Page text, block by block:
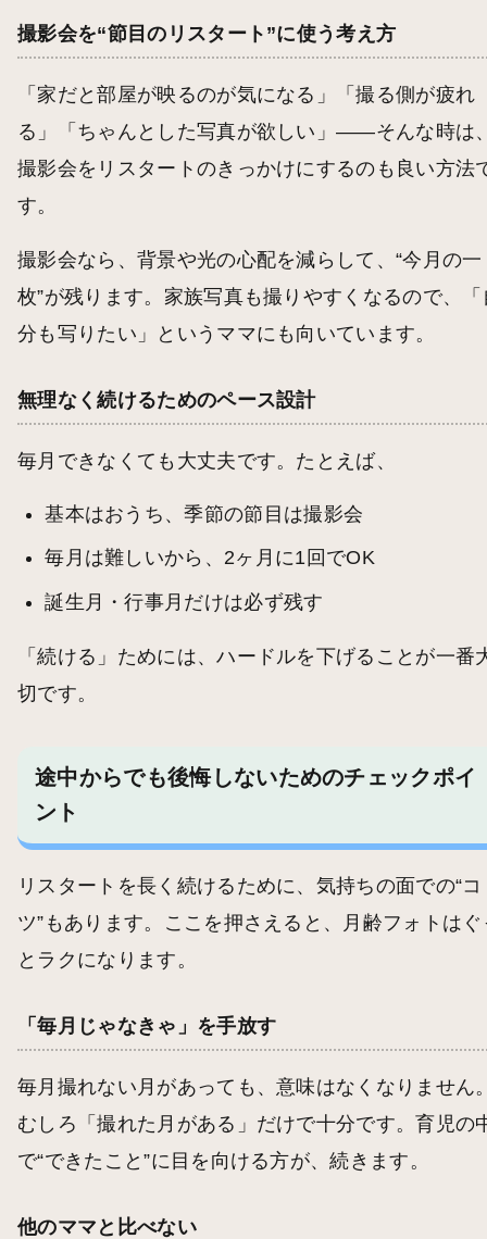
撮影会を“節目のリスタート”に使う考え方
「家だと部屋が映るのが気になる」「撮る側が疲れ
る」「ちゃんとした写真が欲しい」——そんな時は
撮影会をリスタートのきっかけにするのも良い方法
す。
撮影会なら、背景や光の心配を減らして、“今月の一
枚”が残ります。家族写真も撮りやすくなるので、「
分も写りたい」というママにも向いています。
無理なく続けるためのペース設計
毎月できなくても大丈夫です。たとえば、
基本はおうち、季節の節目は撮影会
毎月は難しいから、2ヶ月に1回でOK
誕生月・行事月だけは必ず残す
「続ける」ためには、ハードルを下げることが一番
切です。
途中からでも後悔しないためのチェックポイ
ント
リスタートを長く続けるために、気持ちの面での“コ
ツ”もあります。ここを押さえると、月齢フォトはぐ
とラクになります。
「毎月じゃなきゃ」を手放す
毎月撮れない月があっても、意味はなくなりません
むしろ「撮れた月がある」だけで十分です。育児の
で“できたこと”に目を向ける方が、続きます。
他のママと比べない